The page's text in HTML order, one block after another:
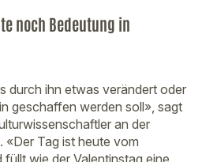
noch Bedeutung in
durch ihn etwas verändert oder
geschaffen werden soll», sagt
an der
«Der Tag ist heute vom
wie der Valentinstag eine